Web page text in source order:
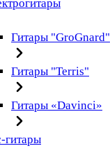
Гитары "GroGnard"
Гитары "Terris"
Гитары «Davinci»
гитары